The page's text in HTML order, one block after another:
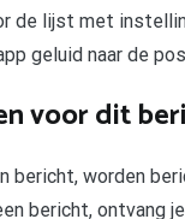
de lijst met
geluid naar de
voor dit
bericht, worden
bericht, ontvang